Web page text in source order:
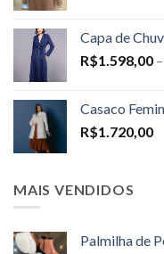
Capa de
R$1.598,00 –
Casaco
R$1.720,00
MAIS VENDIDOS
Palmilha de